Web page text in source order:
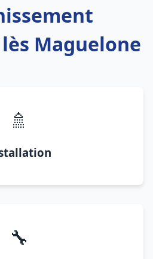
Maguelone
🚿
🔧